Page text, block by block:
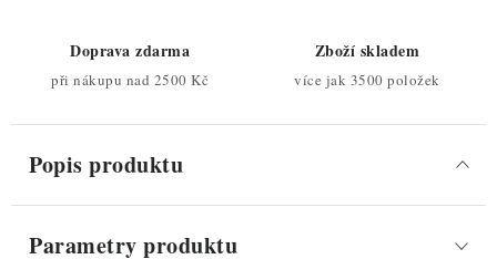
Doprava zdarma
při nákupu nad 2500 Kč
Zboží skladem
více jak 3500 položek
Popis produktu
Parametry produktu